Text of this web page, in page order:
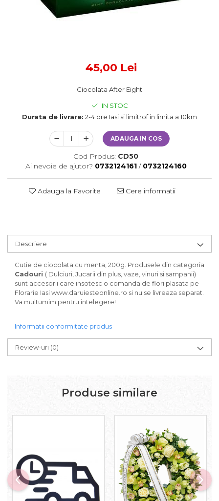
45,00 Lei
Ciocolata After Eight
IN STOC
Durata de livrare: 2-4 ore Iasi si limitrof in limita a 10km
ADAUGA IN COS
Cod Produs: CD50
Ai nevoie de ajutor? 0732124161 / 0732124160
Adauga la Favorite Cere informatii
Descriere
Cutie de ciocolata cu menta, 200g. Produsele din categoria
Cadouri ( Dulciuri, Jucarii din plus, vaze, vinuri si sampanii)
sunt accesorii care insotesc o comanda de flori plasata pe
Florarie Iasi www.daruiesteonline.ro si nu se livreaza separat.
Va multumim pentru intelegere!
Informatii conformitate produs
Review-uri (0)
Produse similare